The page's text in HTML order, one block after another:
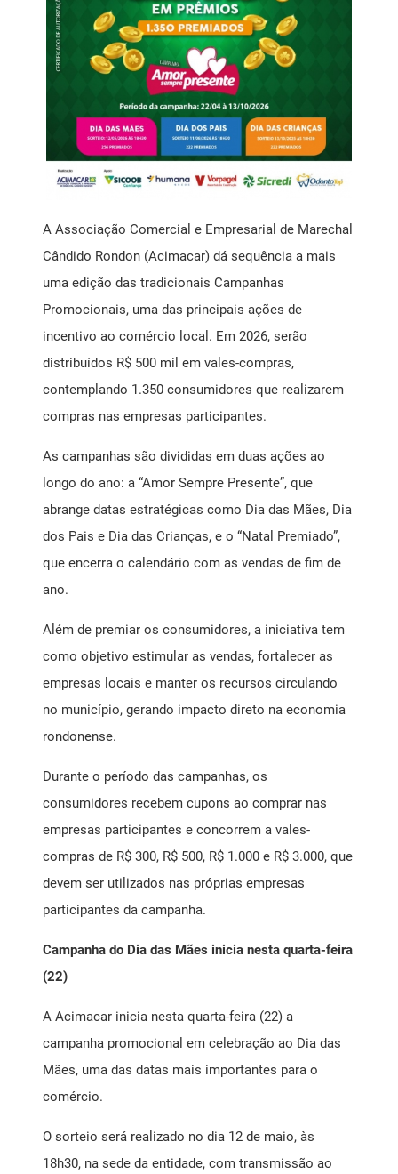
A Associação Comercial e Empresarial de Marechal
Cândido Rondon (Acimacar) dá sequência a mais
uma edição das tradicionais Campanhas
Promocionais, uma das principais ações de
incentivo ao comércio local. Em 2026, serão
distribuídos R$ 500 mil em vales-compras,
contemplando 1.350 consumidores que realizarem
compras nas empresas participantes.
As campanhas são divididas em duas ações ao
longo do ano: a “Amor Sempre Presente”, que
abrange datas estratégicas como Dia das Mães, Dia
dos Pais e Dia das Crianças, e o “Natal Premiado”,
que encerra o calendário com as vendas de fim de
ano.
Além de premiar os consumidores, a iniciativa tem
como objetivo estimular as vendas, fortalecer as
empresas locais e manter os recursos circulando
no município, gerando impacto direto na economia
rondonense.
Durante o período das campanhas, os
consumidores recebem cupons ao comprar nas
empresas participantes e concorrem a vales-
compras de R$ 300, R$ 500, R$ 1.000 e R$ 3.000, que
devem ser utilizados nas próprias empresas
participantes da campanha.
Campanha do Dia das Mães inicia nesta quarta-feira
(22)
A Acimacar inicia nesta quarta-feira (22) a
campanha promocional em celebração ao Dia das
Mães, uma das datas mais importantes para o
comércio.
O sorteio será realizado no dia 12 de maio, às
18h30, na sede da entidade, com transmissão ao
Mensagem Motivacional
Ponto de Atendimento ao Empreendedor SEBRAE
Registro de Marcas
Saúde Livre Vacinas
Saúde Ocupacional